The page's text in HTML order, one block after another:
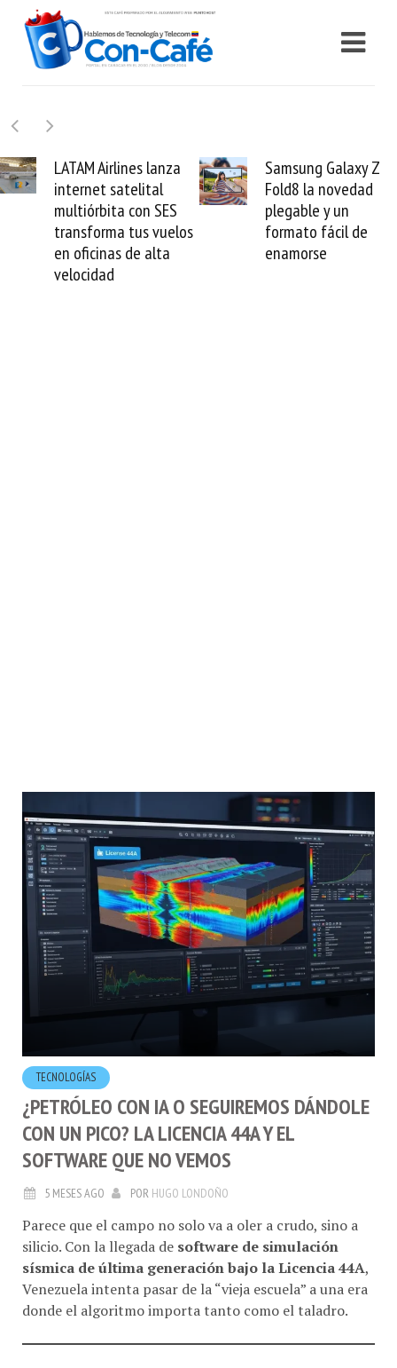
Samsung Galaxy Z
Fold8 la novedad
plegable y un
formato fácil de
enamorse
Cashea levanta 100
millones de dólares
valida el crédito del
venezolano ante el
mundo
TECNOLOGÍ­AS
¿PETRÓLEO CON IA O SEGUIREMOS DÁNDOLE
CON UN PICO? LA LICENCIA 44A Y EL
SOFTWARE QUE NO VEMOS
Parece que el campo no solo va a oler a crudo, sino a
silicio. Con la llegada de software de simulación
sísmica de última generación bajo la Licencia 44A
Venezuela intenta pasar de la “vieja escuela” a una era
donde el algoritmo importa tanto como el taladro.